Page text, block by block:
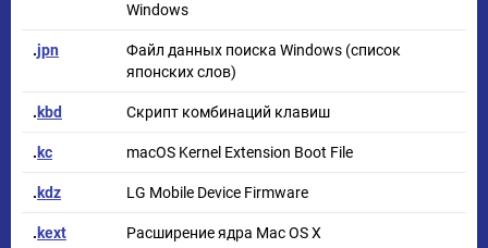
Windows
.jpn
Файл данных поиска Windows (список
японских слов)
.kbd Скрипт комбинаций клавиш
.kc macOS Kernel Extension Boot File
.kdz LG Mobile Device Firmware
.kext Расширение ядра Mac OS X